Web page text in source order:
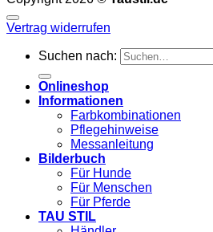
Vertrag widerrufen
Suchen nach:
Onlineshop
Informationen
Farbkombinationen
Pflegehinweise
Messanleitung
Bilderbuch
Für Hunde
Für Menschen
Für Pferde
TAU STIL